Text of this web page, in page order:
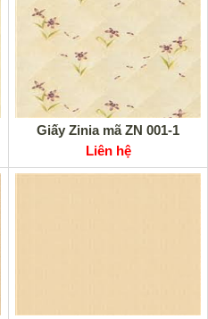
Giấy Zinia mã ZN 001-1
Liên hệ